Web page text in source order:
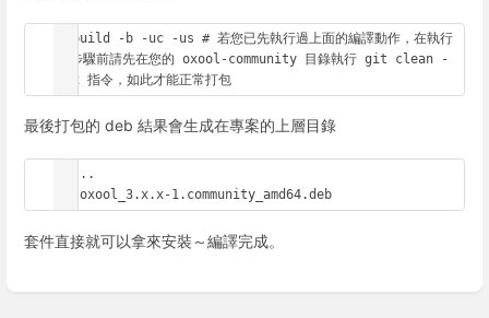
debuild -b -uc -us # 若您已先執行過上面的編譯動作，在執行
此步驟前請先在您的 oxool-community 目錄執行 git clean -
fdx 指令，如此才能正常打包
最後打包的 deb 結果會生成在專案的上層目錄
cd ..
ls oxool_3.x.x-1.community_amd64.deb
套件直接就可以拿來安裝～編譯完成。